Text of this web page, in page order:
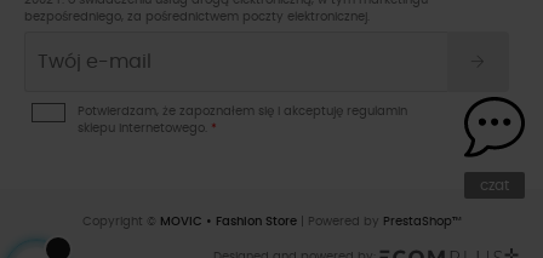
bezpośredniego, za pośrednictwem poczty elektronicznej.
Potwierdzam, że zapoznałem się i akceptuję regulamin
sklepu internetowego. *
czat
Copyright © MOVIC • Fashion Store| Powered by PrestaShop™